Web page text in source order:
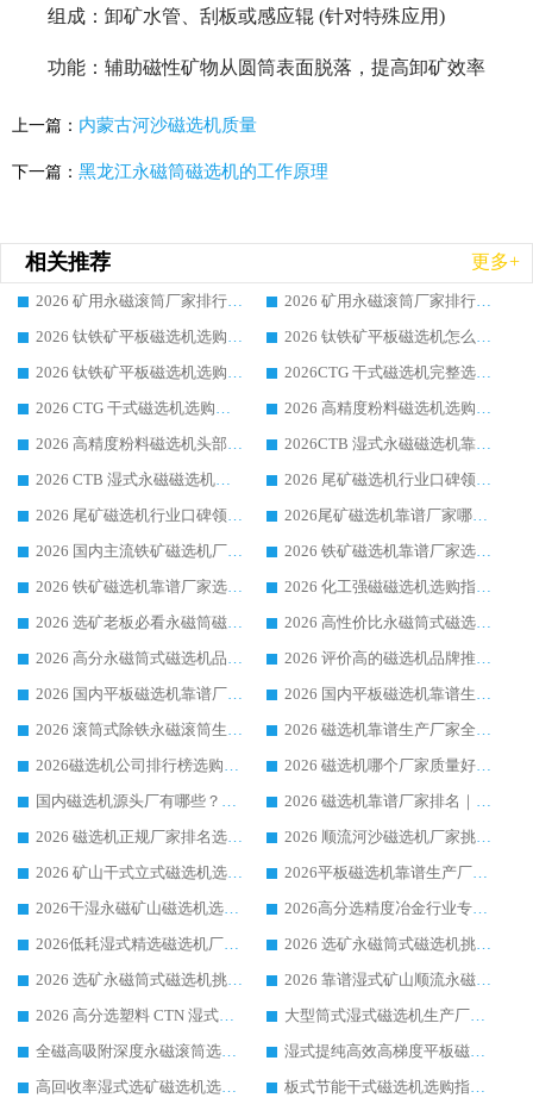
组成：卸矿水管、刮板或感应辊 (针对特殊应用)
功能：辅助磁性矿物从圆筒表面脱落，提高卸矿效率
上一篇： 内蒙古河沙磁选机质量
下一篇： 黑龙江永磁筒磁选机的工作原理
相关推荐 更多+
2026 矿用永磁滚筒厂家排行榜选购干货指南 行业口碑标杆华体会手机网页版-华体会(中国) 实力出众
2026 矿用永磁滚筒厂家排行榜选购指南，行业口碑领域强者华体会手机网页版-华体会(中国)
2026 钛铁矿平板磁选机选购全攻略 市场公认优质品牌厂家实力排行榜
2026 钛铁矿平板磁选机怎么选 靠谱生产企业实力排行榜选购参考攻略
2026 钛铁矿平板磁选机选购指南 行业口碑优选品牌生产企业实力排行榜
2026CTG 干式磁选机完整选购指南 行业口碑顶尖靠谱生产龙头厂家实力推荐
2026 CTG 干式磁选机选购指南|行业口碑靠谱生产厂家领域强者推荐
2026 高精度粉料磁选机选购全攻略 行业优质品牌华体会手机网页版-华体会(中国) 实力深度解析
2026 高精度粉料磁选机头部厂家选购指南 行业口碑靠谱品牌推荐 领域强者华体会手机网页版-华体会(中国) 解析
2026CTB 湿式永磁磁选机靠谱厂家实力排行榜 铁矿选矿设备采购全流程选购指南
2026 CTB 湿式永磁磁选机选购指南|行业口碑良好品牌推荐，领域强者华体会手机网页版-华体会(中国)
2026 尾矿磁选机行业口碑领域强者，源头直供国内主流厂家华体会手机网页版-华体会(中国) 一站式服务
2026 尾矿磁选机行业口碑领域强者，源头直供国内主流厂家华体会手机网页版-华体会(中国) 一站式服务
2026尾矿磁选机靠谱厂家哪家好 行业口碑领域强者华体会手机网页版-华体会(中国) 推荐
2026 国内主流铁矿磁选机厂家选购指南|行业口碑好品牌推荐，领域强者华体会手机网页版-华体会(中国)
2026 铁矿磁选机靠谱厂家选购全攻略 行业标杆华体会手机网页版-华体会(中国) 设备性价比出众
2026 铁矿磁选机靠谱厂家选购指南，领域强者华体会手机网页版-华体会(中国) 铁矿磁选机性价比高
2026 化工强磁磁选机选购指南 5 家行业口碑靠谱厂家领域强者推荐
2026 选矿老板必看永磁筒磁选机推荐 行业头部品牌口碑设备选购全攻略
2026 高性价比永磁筒式磁选机品牌盘点 行业强者口碑实测选购完整指南
2026 高分永磁筒式磁选机品牌推荐 选矿设备强者对比测评采购避坑全攻略
2026 评价高的磁选机品牌推荐选购指南，永磁筒式磁选机设备领域强者全景行业口碑解析
2026 国内平板磁选机靠谱厂家排名 行业实测口碑设备按需选购全指南
2026 国内平板磁选机靠谱生产厂家推荐排名|行业口碑选购指南，领域强者按需选设备
2026 滚筒式除铁永磁滚筒生产厂家推荐排名|行业口碑选购指南，领域强者源头厂商精选
2026 磁选机靠谱生产厂家全梳理 分场景选型行业头部品牌选购参考攻略
2026磁选机公司排行榜选购指南|正规源头厂家推荐，领域强者高性价比靠谱信赖品牌
2026 磁选机哪个厂家质量好？十大靠谱磁电企业排名选购指南
国内磁选机源头厂有哪些？2026 综合实力排名与采购避坑技巧
2026 磁选机靠谱厂家排名｜华体会手机网页版-华体会(中国) 高性价比磁选机磁电品牌
2026 磁选机正规厂家排名选购指南|行业口碑信赖品牌推荐性价比高靠谱磁电企业
2026 顺流河沙磁选机厂家挑选攻略 | 业内口碑龙头企业高性价比品牌推荐
2026 矿山干式立式磁选机选型攻略 梳理深耕磁电装备多年靠谱生产厂商
2026平板磁选机靠谱生产厂家选购指南 行业口碑良好品牌推荐 磁电领域实力强者
2026干湿永磁矿山磁选机选型攻略 优质生产厂家排名 选矿领域高口碑品牌推荐指南
2026高分选精度冶金行业专用磁选机生产厂家,干湿式磁选机源头供应商推荐
2026低耗湿式精​选磁选机厂家怎么选?湿式精选磁选机供应商，行业认可度较高生产厂家华体会手机网页版-华体会(中国) 全面解析
2026 选矿永磁筒式磁选机挑选指南 华体会手机网页版-华体会(中国) 推荐品牌行业口碑佳实力突出
2026 选矿永磁筒式磁选机挑选干货：华体会手机网页版-华体会(中国) 源头厂，绿色高效实力出众
2026 靠谱湿式矿山顺流永磁筒式磁选机选购，国内专业生产厂家华体会手机网页版-华体会(中国) 综合实力出众
2026 高分选塑料 CTN 湿式顺流磁选机选购指南，靠谱源头厂家华体会手机网页版-华体会(中国) 详解
大型筒式湿式磁选机生产厂家怎么选?华体会手机网页版-华体会(中国) 设备口碑广受行业认可
全磁高吸附深度永磁滚筒选购指南 业内口碑稳定磁电设备生产厂家详细推荐
湿式提纯高效高梯度平板磁选机靠谱设备源头厂商华体会手机网页版-华体会(中国) 综合测评
高回收率湿式选矿磁选机选购指南 业内口碑磁电设备生产厂家实力解析
板式节能干式磁选机选购指南，源头生产厂家华体会手机网页版-华体会(中国) 综合实力可观